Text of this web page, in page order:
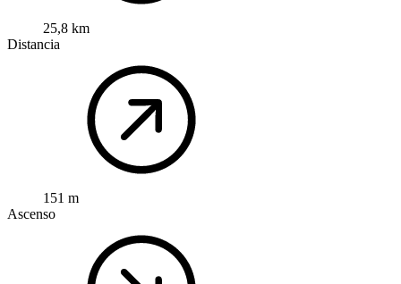
25,8 km
Distancia
151 m
Ascenso